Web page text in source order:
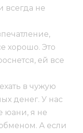
всегда не
хорошо. Это
ей все
в чужую
денег. У нас
юани, я не
А если